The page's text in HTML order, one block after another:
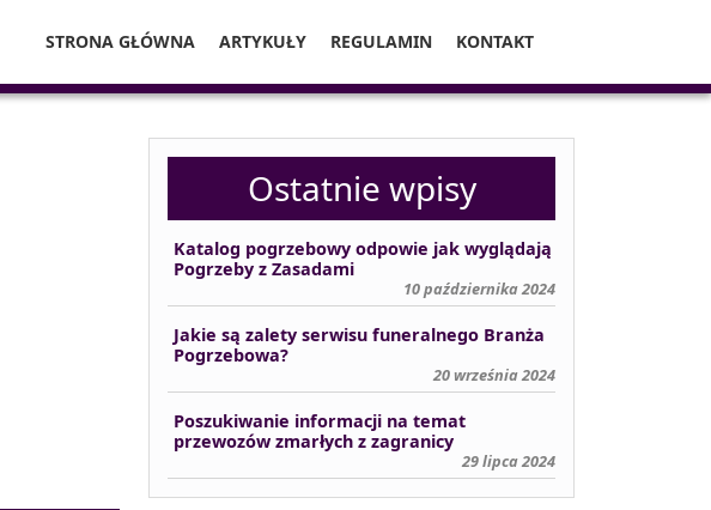
STRONA GŁÓWNA ARTYKUŁY REGULAMIN KONTAKT
Ostatnie wpisy
Katalog pogrzebowy odpowie jak wyglądają
Pogrzeby z Zasadami
10 października 2024
Jakie są zalety serwisu funeralnego Branża
Pogrzebowa?
20 września 2024
Poszukiwanie informacji na temat
przewozów zmarłych z zagranicy
29 lipca 2024